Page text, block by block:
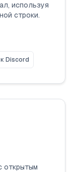
используя
строки.
Discord
открытым